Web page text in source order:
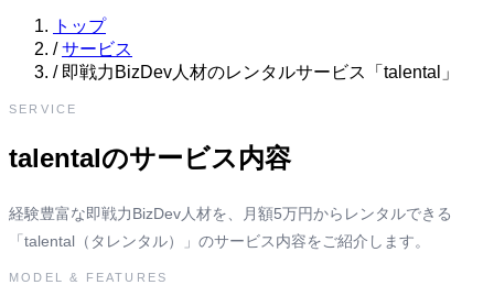
トップ
/ サービス
/ 即戦力BizDev人材のレンタルサービス「talental」
SERVICE
talentalのサービス内容
経験豊富な即戦力BizDev人材を、月額5万円からレンタルできる
「talental（タレンタル）」のサービス内容をご紹介します。
MODEL & FEATURES